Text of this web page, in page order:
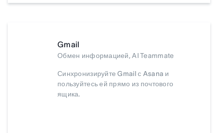
Gmail
Обмен информацией, AI Teammate
Синхронизируйте Gmail с Asana и
пользуйтесь ей прямо из почтового
ящика.